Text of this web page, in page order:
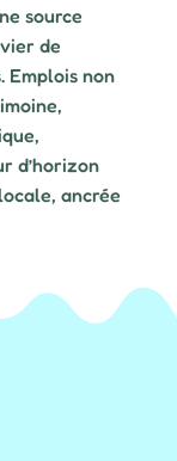
source
de
Emplois non
d’horizon
ancrée